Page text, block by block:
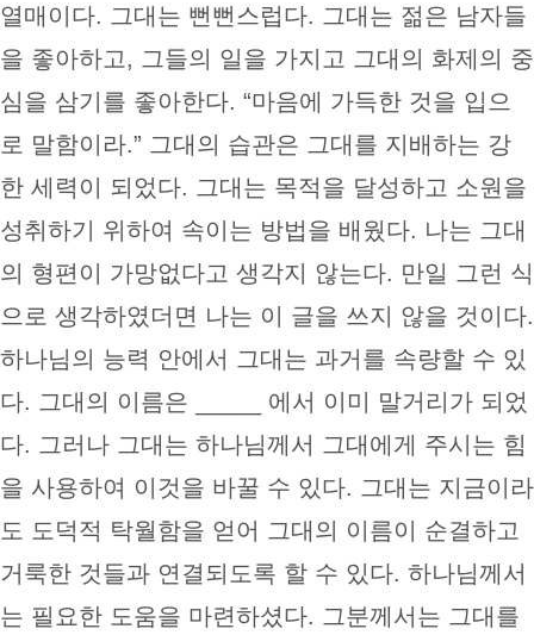
열매이다. 그대는 뻔뻔스럽다. 그대는 젊은 남자들
을 좋아하고, 그들의 일을 가지고 그대의 화제의 중
심을 삼기를 좋아한다. “마음에 가득한 것을 입으
로 말함이라.” 그대의 습관은 그대를 지배하는 강
한 세력이 되었다. 그대는 목적을 달성하고 소원을
성취하기 위하여 속이는 방법을 배웠다. 나는 그대
의 형편이 가망없다고 생각지 않는다. 만일 그런 식
으로 생각하였더면 나는 이 글을 쓰지 않을 것이다.
하나님의 능력 안에서 그대는 과거를 속량할 수 있
다. 그대의 이름은 _____ 에서 이미 말거리가 되었
다. 그러나 그대는 하나님께서 그대에게 주시는 힘
을 사용하여 이것을 바꿀 수 있다. 그대는 지금이라
도 도덕적 탁월함을 얻어 그대의 이름이 순결하고
거룩한 것들과 연결되도록 할 수 있다. 하나님께서
는 필요한 도움을 마련하셨다. 그분께서는 그대를